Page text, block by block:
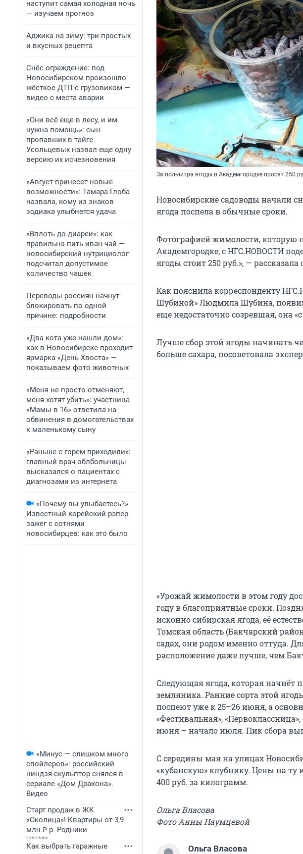
наступит самая холодная ночь
— изучаем прогноз
Аджика на зиму: три простых
и вкусных рецепта
Снёс ограждение: под
Новосибирском произошло
жёсткое ДТП с грузовиком —
видео с места аварии
«Они всё еще в лесу, и им
нужна помощь»: сын
пропавших в тайге
Усольцевых назвал еще одну
версию их исчезновения
«Август принесет новые
возможности»: Тамара Глоба
назвала, кому из знаков
зодиака улыбнется удача
«Вплоть до диареи»: как
правильно пить иван-чай —
новосибирский нутрициолог
подсчитал допустимое
количество чашек
Переводы россиян начнут
блокировать по одной
причине: подробности
«Два кота уже нашли дом»:
как в Новосибирске проходит
ярмарка «День Хвоста» —
показываем фото животных
«Меня не просто отменяют,
меня хотят убить»: участница
«Мамы в 16» ответила на
обвинения в домогательствах
к маленькому сыну
«Раньше с горем приходили»:
главный врач облбольницы
высказался о пациентах с
диагнозами из интернета
«Почему вы улыбаетесь?»
Известный корейский рэпер
зажег с сотнями
новосибирцев: как это было
«Минус — слишком много
спойлеров»: российский
ниндзя-скульптор снялся в
сериале «Дом Дракона».
Видео
Старт продаж в ЖК
«Околица»! Квартиры от 3,9
млн ₽ р. Родники
Как выбрать гаражные
За пол-литра ягоды в Академгородке просят 250
Новосибирские садоводы начали
ягода поспела в обычные сроки.
Фотографией жимолости, которую
Академгородке, с НГС.НОВОСТИ
ягоды стоит 250 руб.», — рассказала
Как пояснила корреспонденту
Шубиной» Людмила Шубина,
еще недостаточно созревшая, она
Лучше сбор этой ягоды начинать
больше сахара, посоветовала
«Урожай жимолости в этом году
году в благоприятные сроки.
исконно сибирская ягода, её
Томская область (Бакчарский
садах, они родом именно оттуда.
расположение даже лучше, чем
Следующая ягода, которая начнёт
земляника. Ранние сорта этой
поспеют уже к 25–26 июня, а
«Фестивальная»,
июня – начало июля. Пик сбора
С середины мая на улицах
«кубанскую» клубнику. Цены на ту
400 руб. за килограмм.
Ольга Власова
Фото Анны Наумцевой
Ольга Власова